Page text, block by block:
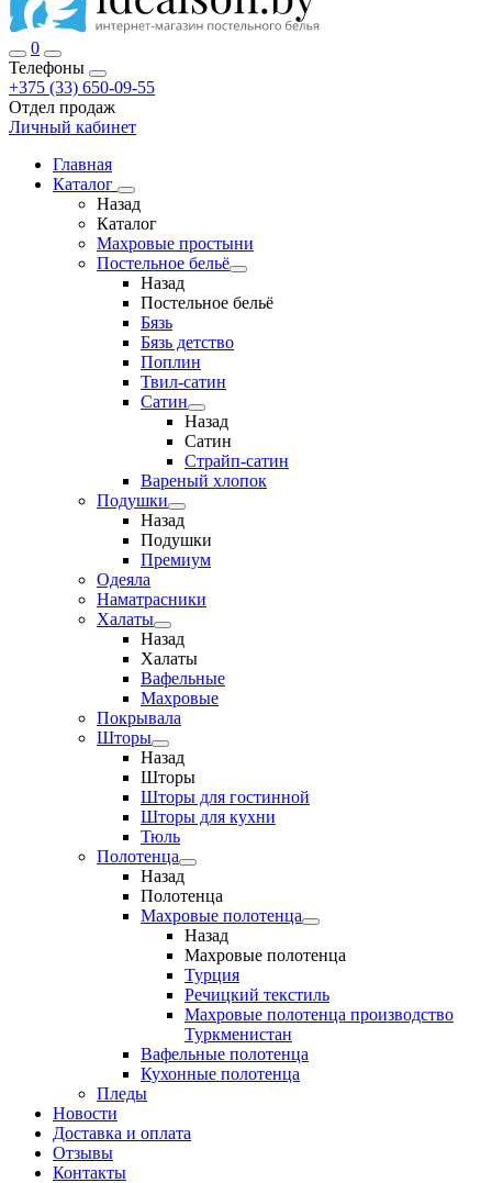
0
Телефоны
+375 (33) 650-09-55
Отдел продаж
Личный кабинет
Главная
Каталог
Назад
Каталог
Махровые простыни
Постельное бельё
Назад
Постельное бельё
Бязь
Бязь детство
Поплин
Твил-сатин
Сатин
Назад
Сатин
Страйп-сатин
Вареный хлопок
Подушки
Назад
Подушки
Премиум
Одеяла
Наматрасники
Халаты
Назад
Халаты
Вафельные
Махровые
Покрывала
Шторы
Назад
Шторы
Шторы для гостинной
Шторы для кухни
Тюль
Полотенца
Назад
Полотенца
Махровые полотенца
Назад
Махровые полотенца
Турция
Речицкий текстиль
Махровые полотенца производство
Туркменистан
Вафельные полотенца
Кухонные полотенца
Пледы
Новости
Доставка и оплата
Отзывы
Контакты